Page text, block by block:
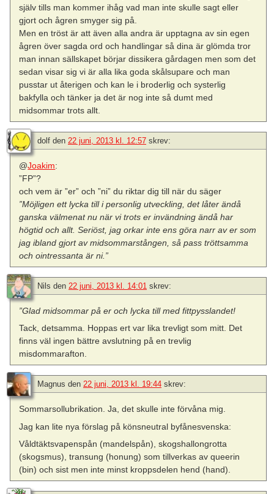
själv tills man kommer ihåg vad man inte skulle sagt eller
gjort och ågren smyger sig på.
Men en tröst är att även alla andra är upptagna av sin egen
ågren över sagda ord och handlingar så dina är glömda tror
man innan sällskapet börjar dissikera gårdagen men som det
sedan visar sig vi är alla lika goda skålsupare och man
pusstar ut återigen och kan le i broderlig och systerlig
bakfylla och tänker ja det är nog inte så dumt med
midsommar trots allt.
dolf den 22 juni, 2013 kl. 12:57 skrev:
@Joakim:
”FP”?
och vem är ”er” och ”ni” du riktar dig till när du säger
”Möjligen ett lycka till i personlig utveckling, det låter ändå
ganska välmenat nu när vi trots er invändning ändå har
högtid och allt. Seriöst, jag orkar inte ens göra narr av er som
jag ibland gjort av midsommarstången, så pass tröttsamma
och ointressanta är ni.”
Nils den 22 juni, 2013 kl. 14:01 skrev:
”Glad midsommar på er och lycka till med fittpysslandet!
Tack, detsamma. Hoppas ert var lika trevligt som mitt. Det
finns väl ingen bättre avslutning på en trevlig
misdommarafton.
Magnus den 22 juni, 2013 kl. 19:44 skrev:
Sommarsollubrikation. Ja, det skulle inte förvåna mig.
Jag kan lite nya förslag på könsneutral byfånesvenska:
Våldtäktsvapenspån (mandelspån), skogshallongrotta
(skogsmus), transung (honung) som tillverkas av queerin
(bin) och sist men inte minst kroppsdelen hend (hand).